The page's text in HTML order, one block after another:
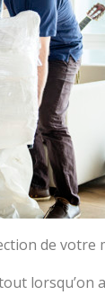
de votre
lorsqu’on